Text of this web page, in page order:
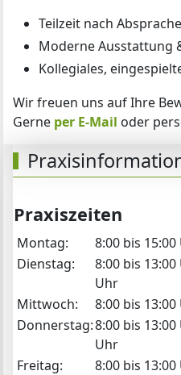
Teilzeit nach Absprache
Moderne Ausstattung
Kollegiales,
Wir freuen uns auf Ihre
Gerne per E-Mailoder
Praxiszeiten
Montag:
8:00 bis
Dienstag:
8:00 bis
Uhr
Mittwoch:
8:00 bis
Donnerstag:8:00 bis
Uhr
Freitag:
8:00 bis